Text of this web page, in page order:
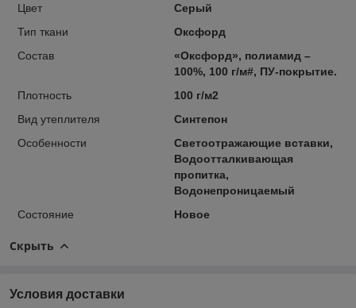
Цвет
Серый
Тип ткани
Оксфорд
Состав
«Оксфорд», полиамид –
100%, 100 г/м#, ПУ-покрытие.
Плотность
100 г/м2
Вид утеплителя
Синтепон
Особенности
Светоотражающие вставки,
Водоотталкивающая
пропитка,
Водонепроницаемый
Состояние
Новое
Скрыть
Условия доставки